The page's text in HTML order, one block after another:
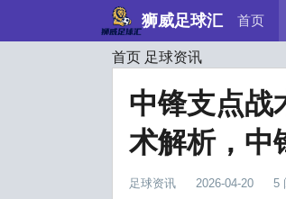
狮威足球汇 首页
首页 足球资讯
中锋支点战
术解析，中
足球资讯 2026-04-20 5